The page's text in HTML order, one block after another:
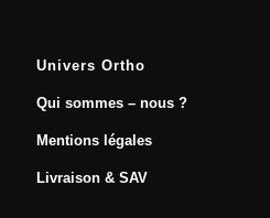
Univers Ortho
Qui sommes – nous ?
Mentions légales
Livraison & SAV